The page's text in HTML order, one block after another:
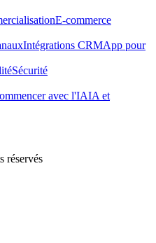
E-commerce
Intégrations CRMApp pour
Sécurité
avec l'IAIA et
réservés